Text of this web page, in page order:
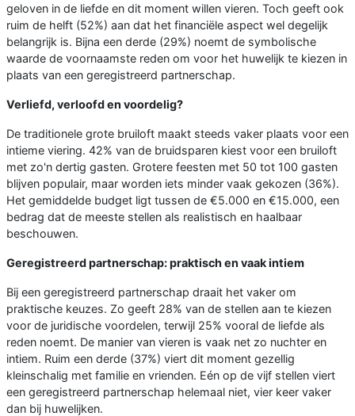
geloven in de liefde en dit moment willen vieren. Toch geeft ook
ruim de helft (52%) aan dat het financiële aspect wel degelijk
belangrijk is. Bijna een derde (29%) noemt de symbolische
waarde de voornaamste reden om voor het huwelijk te kiezen in
plaats van een geregistreerd partnerschap.
Verliefd, verloofd en voordelig?
De traditionele grote bruiloft maakt steeds vaker plaats voor een
intieme viering. 42% van de bruidsparen kiest voor een bruiloft
met zo'n dertig gasten. Grotere feesten met 50 tot 100 gasten
blijven populair, maar worden iets minder vaak gekozen (36%).
Het gemiddelde budget ligt tussen de €5.000 en €15.000, een
bedrag dat de meeste stellen als realistisch en haalbaar
beschouwen.
Geregistreerd partnerschap: praktisch en vaak intiem
Bij een geregistreerd partnerschap draait het vaker om
praktische keuzes. Zo geeft 28% van de stellen aan te kiezen
voor de juridische voordelen, terwijl 25% vooral de liefde als
reden noemt. De manier van vieren is vaak net zo nuchter en
intiem. Ruim een derde (37%) viert dit moment gezellig
kleinschalig met familie en vrienden. Eén op de vijf stellen viert
een geregistreerd partnerschap helemaal niet, vier keer vaker
dan bij huwelijken.